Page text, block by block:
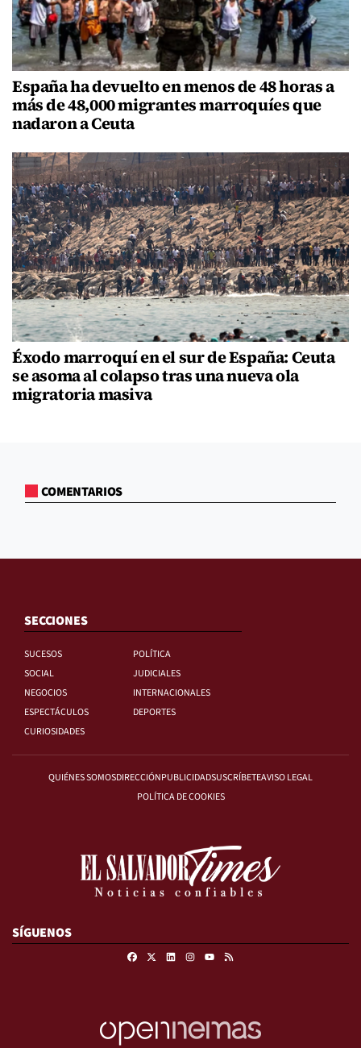
España ha devuelto en menos de 48 horas a
más de 48,000 migrantes marroquíes que
nadaron a Ceuta
Éxodo marroquí en el sur de España: Ceuta
se asoma al colapso tras una nueva ola
migratoria masiva
COMENTARIOS
SECCIONES
SUCESOS
POLÍTICA
SOCIAL
JUDICIALES
NEGOCIOS
INTERNACIONALES
ESPECTÁCULOS
DEPORTES
CURIOSIDADES
QUIÉNES SOMOSDIRECCIÓNPUBLICIDADSUSCRÍBETEAVISO LEGAL
POLÍTICA DE COOKIES
SÍGUENOS
FacebookLinkedinInstagram